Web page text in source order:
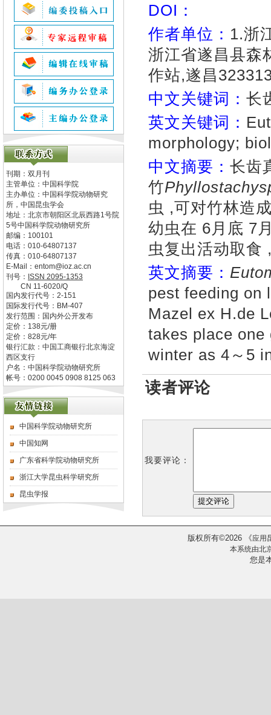
刊期：双月刊
主管单位： 中国科学院
主办单位： 中国科学院动物研究
所，中国昆虫学会
地址： 北京市朝阳区北辰西路1号院
5号中国科学院动物研究所
邮编： 100101
电话： 010-64807137
传真： 010-64807137
E-Mail： entom@ioz.ac.cn
刊号： ISSN 2095-1353
CN 11-6020/Q
国内发行代号： 2-151
国际发行代号： BM-407
发行范围：国内外公开发布
定价： 138元/册
定价： 828元/年
银行汇款：中国工商银行北京海淀
西区支行
户名：中国科学院动物研究所
帐号：0200 0045 0908 8125 063
中国科学院动物研究所
中国知网
广东省科学院动物研究所
浙江大学昆虫科学研究所
昆虫学报
DOI：
作者单位： 1.浙
浙江省遂昌县森
作站,遂昌
中文关键词： 长
英文关键词：
morphology;
中文摘要： 长齿
竹
虫 ,可对竹林造
幼虫在 6月底 7
虫复出活动取食
英文摘要：
pest feeding on
Mazel ex H.de
takes place
winter as 4～5
读者评论
我要评论：
版权所有©2026 《应用
本系统由北
您是